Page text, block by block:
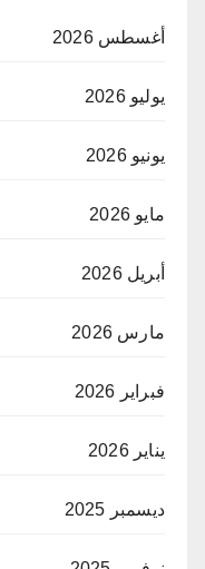
أغسطس 2026
يوليو 2026
يونيو 2026
مايو 2026
أبريل 2026
مارس 2026
فبراير 2026
يناير 2026
ديسمبر 2025